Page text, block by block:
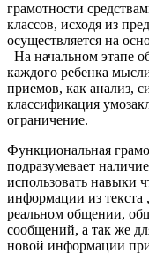
грамотности
классов, исходя из
осуществляется на
На начальном этапе
каждого ребенка
приемов, как анализ,
классификация
ограничение.
Функциональная
подразумевает
использовать навыки
информации из текста
реальном общении,
сообщений, а так же
новой информации